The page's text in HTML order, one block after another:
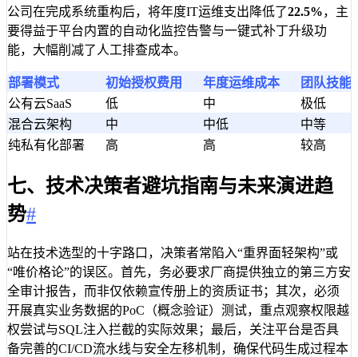
公司在完成系统重构后，将年度IT运维支出降低了22.5%，主
要得益于平台内置的自动化监控告警与一键式补丁升级功
能，大幅削减了人工排查成本。
部署模式 初始授权费用 年度运维成本
团队技能
公有云SaaS
低 中
极低
混合云架构
中 中低
中等
纯私有化部署
高 高 较高
七、技术决策者避坑指南与未来演进趋
势#
站在技术选型的十字路口，决策者常陷入“重界面轻架构”或
“唯价格论”的误区。首先，务必要求厂商提供独立的第三方安
全审计报告，而非仅依赖宣传册上的资质证书；其次，必须
开展真实业务数据的PoC（概念验证）测试，重点观察权限越
权尝试与SQL注入拦截的实际效果；最后，关注平台是否具
备完善的CI/CD流水线与安全左移机制，确保代码生成过程本